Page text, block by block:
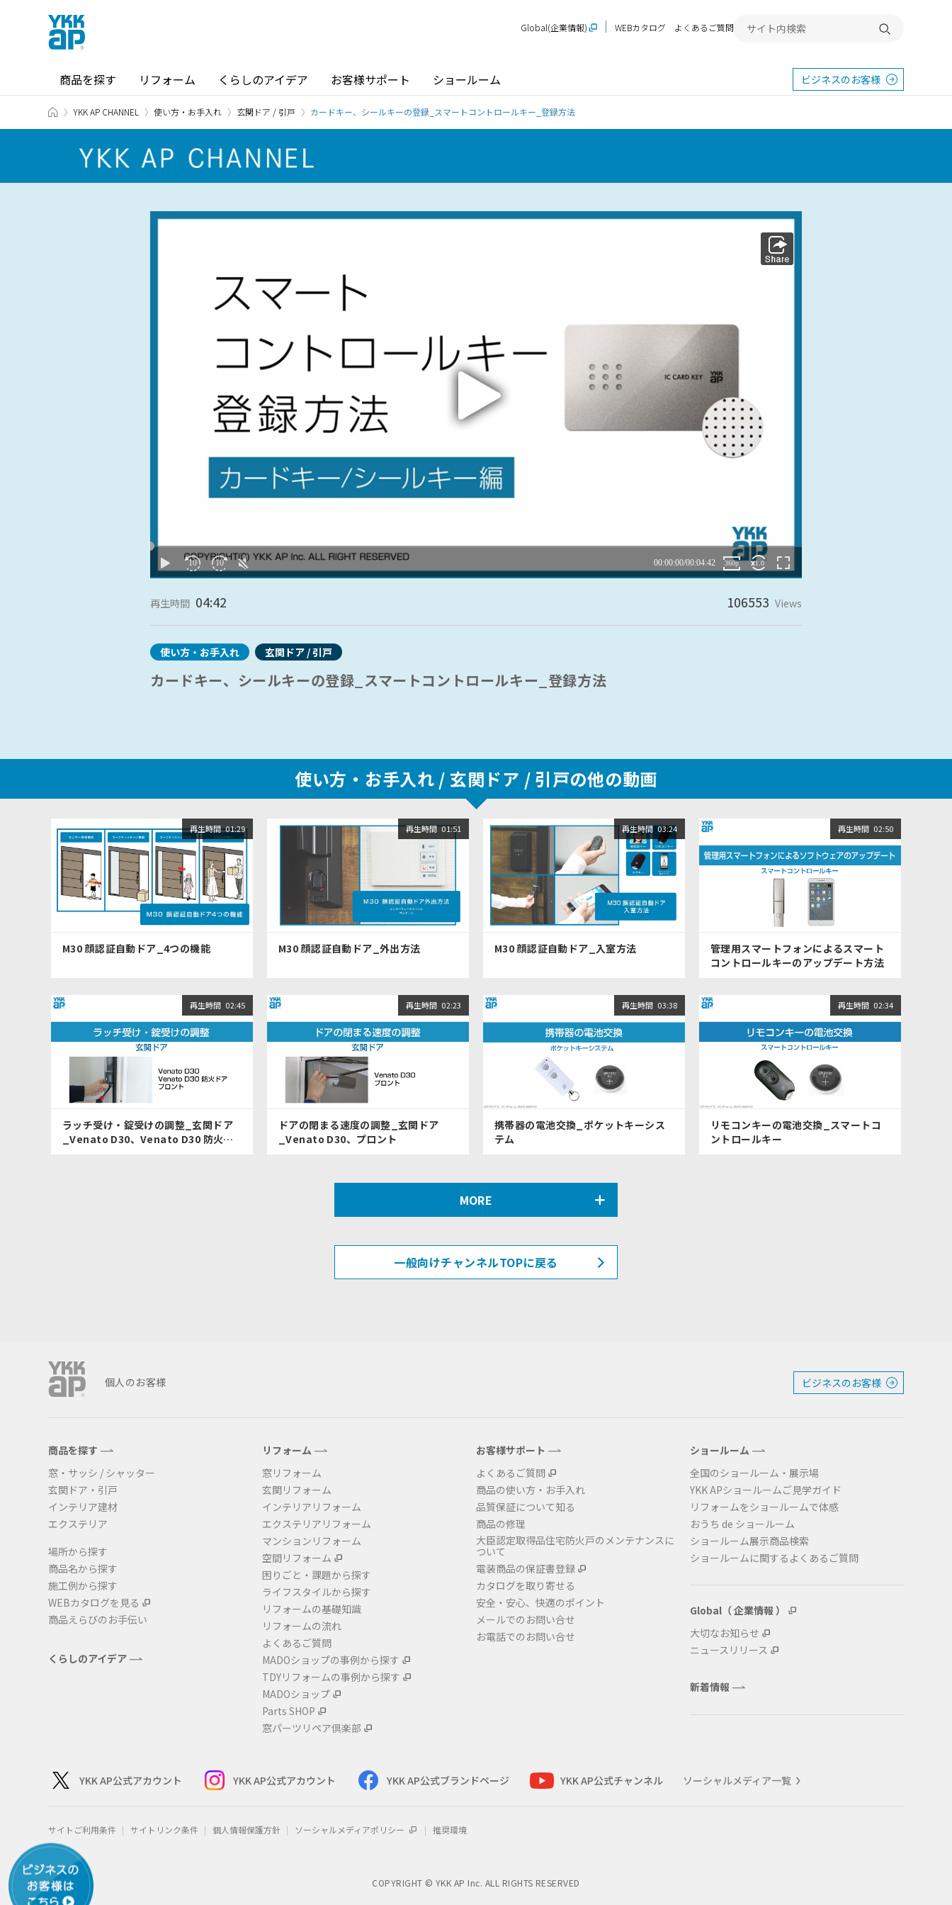
商品を探す
商品を探す TOP
エクステリア
商品名から探す
商品えらびのお手伝い
リフォーム くらしのアイデア お客様サポート ショールーム
ショールーム TOP
北陸
大阪 SR 箕面 SR
福岡 熊本 SR 鹿児島
ショールームに行く前に
ショールームご見学ガイド
おうち de ショールーム ショールーム展示商品検索
ショールームに関するよくあるご質問
ビジネスのお客様
Global(企業情報) WEBカタログ よくあるご質問 検索する
TOP YKK AP CHANNEL 使い方・お手入れ 玄関ドア / 引戸 カードキー、シールキーの登録_スマートコントロールキー_登録方法
再生時間 04:42 106553 Views
使い方・お手入れ 玄関ドア / 引戸
カードキー、シールキーの登録_スマートコントロールキー_登録方法
使い方・お手入れ / 玄関ドア / 引戸の他の動画
M30 顔認証自動ドア_4つの機能
再生時間 01:29
M30 顔認証自動ドア_外出方法
再生時間 01:51
M30 顔認証自動ドア_入室方法
再生時間 03:24
管理用スマートフォンによるスマート
コントロールキーのアップデート方法
再生時間 02:50
ラッチ受け・錠受けの調整_玄関ドア
_Venato D30、Venato D30 防火ド
再生時間 02:45
ドアの閉まる速度の調整_玄関ドア
_Venato D30、プロント
再生時間 02:23
携帯器の電池交換_ポケットキーシス
テム
再生時間 03:38
リモコンキーの電池交換_スマートコ
ントロールキー
再生時間 02:34
MORE
一般向けチャンネルTOPに戻る
個人のお客様 ビジネスのお客様
商品を探す
窓・サッシ / シャッター
玄関ドア・引戸
インテリア建材
エクステリア
場所から探す
商品名から探す
施工例から探す
WEBカタログを見る
商品えらびのお手伝い
くらしのアイデア
リフォーム
窓リフォーム
玄関リフォーム
インテリアリフォーム
エクステリアリフォーム
マンションリフォーム
空間リフォーム
困りごと・課題から探す
ライフスタイルから探す
リフォームの基礎知識
リフォームの流れ
よくあるご質問
MADOショップの事例から探す
TDYリフォームの事例から探す
MADOショップ
Parts SHOP
窓パーツリペア倶楽部
お客様サポート
よくあるご質問
商品の使い方・お手入れ
品質保証について知る
商品の修理
大臣認定取得品住宅防火戸のメンテナンスに
ついて
電装商品の保証書登録
カタログを取り寄せる
安全・安心、快適のポイント
メールでのお問い合せ
お電話でのお問い合せ
ショールーム
全国のショールーム・展示場
YKK APショールームご見学ガイド
リフォームをショールームで体感
おうち de ショールーム
ショールーム展示商品検索
ショールームに関するよくあるご質問
Global（ 企業情報 ）
大切なお知らせ
ニュースリリース
新着情報
YKK AP公式アカウント YKK AP公式アカウント YKK AP公式ブランドページ YKK AP公式チャンネル ソーシャルメディア一覧
サイトご利用条件 サイトリンク条件 個人情報保護方針 ソーシャルメディアポリシー 推奨環境
COPYRIGHT © YKK AP Inc. ALL RIGHTS RESERVED